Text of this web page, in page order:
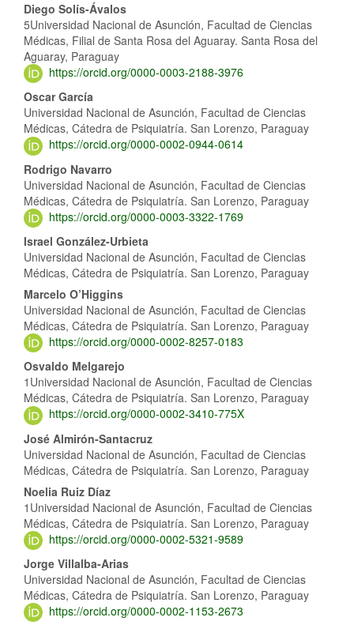
Diego Solís-Ávalos
5Universidad Nacional de Asunción, Facultad de Ciencias
Médicas, Filial de Santa Rosa del Aguaray. Santa Rosa del
Aguaray, Paraguay
https://orcid.org/0000-0003-2188-3976
Oscar García
Universidad Nacional de Asunción, Facultad de Ciencias
Médicas, Cátedra de Psiquiatría. San Lorenzo, Paraguay
https://orcid.org/0000-0002-0944-0614
Rodrigo Navarro
Universidad Nacional de Asunción, Facultad de Ciencias
Médicas, Cátedra de Psiquiatría. San Lorenzo, Paraguay
https://orcid.org/0000-0003-3322-1769
Israel González-Urbieta
Universidad Nacional de Asunción, Facultad de Ciencias
Médicas, Cátedra de Psiquiatría. San Lorenzo, Paraguay
Marcelo O’Higgins
Universidad Nacional de Asunción, Facultad de Ciencias
Médicas, Cátedra de Psiquiatría. San Lorenzo, Paraguay
https://orcid.org/0000-0002-8257-0183
Osvaldo Melgarejo
1Universidad Nacional de Asunción, Facultad de Ciencias
Médicas, Cátedra de Psiquiatría. San Lorenzo, Paraguay
https://orcid.org/0000-0002-3410-775X
José Almirón-Santacruz
Universidad Nacional de Asunción, Facultad de Ciencias
Médicas, Cátedra de Psiquiatría. San Lorenzo, Paraguay
Noelia Ruiz Díaz
1Universidad Nacional de Asunción, Facultad de Ciencias
Médicas, Cátedra de Psiquiatría. San Lorenzo, Paraguay
https://orcid.org/0000-0002-5321-9589
Jorge Villalba-Arias
Universidad Nacional de Asunción, Facultad de Ciencias
Médicas, Cátedra de Psiquiatría. San Lorenzo, Paraguay
https://orcid.org/0000-0002-1153-2673